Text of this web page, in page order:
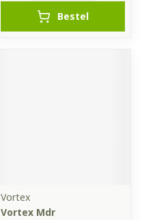
Bestel
Vortex
Vortex Mdr